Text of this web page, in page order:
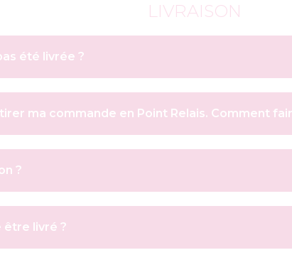
LIVRAISON
été livrée ?
ma commande en Point Relais. Comment
?
être livré ?